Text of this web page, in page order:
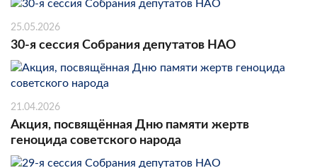
25.05.2026
30-я сессия Собрания депутатов НАО
21.04.2026
Акция, посвящённая Дню памяти жертв
геноцида советского народа